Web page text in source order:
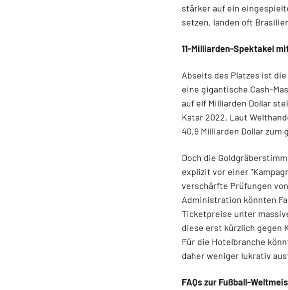
stärker auf ein
setzen, landen oft
11-Milliarden-Spektakel
Abseits des Platzes ist
eine gigantische Cash-
auf elf Milliarden Dollar
Katar 2022. Laut
40,9 Milliarden Dollar
Doch die
explizit vor einer
verschärfte Prüfungen
Administration könnten
Ticketpreise unter
diese erst kürzlich gegen
Für die Hotelbranche
daher weniger lukrativ
FAQs zur Fußball-